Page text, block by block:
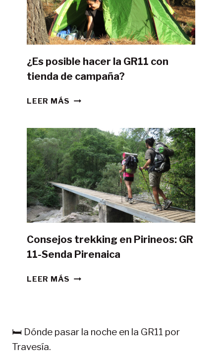
¿Es posible hacer la GR11 con
tienda de campaña?
LEER MÁS ¿ES
LA
GR11
CON
TIENDA
DE
CAMPAÑA?
Consejos trekking en Pirineos: GR
11-Senda Pirenaica
LEER MÁS CONSEJOS
11-
🛏️ Dónde pasar la noche en la GR11 por
Travesía.